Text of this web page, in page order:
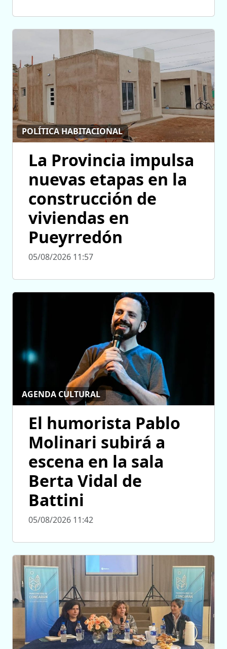
POLÍTICA HABITACIONAL
La Provincia impulsa
nuevas etapas en la
construcción de
viviendas en
Pueyrredón
05/08/2026 11:57
AGENDA CULTURAL
El humorista Pablo
Molinari subirá a
escena en la sala
Berta Vidal de
Battini
05/08/2026 11:42